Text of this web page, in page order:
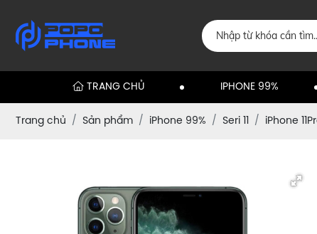
TRANG CHỦ IPHONE 99%
Trang chủ Sản phẩm iPhone 99% Seri 11 iPhone